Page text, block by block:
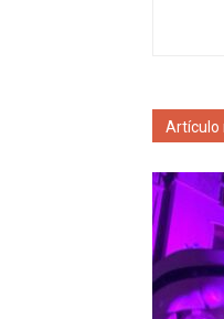
Artículo